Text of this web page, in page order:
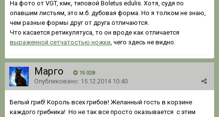
На фото от VGT, кмк, типовой Boletus edulis. Хотя, судя по
опавшим листьям, это м.б. дубовая форма. Но я толком не знаю,
чем разные формы друг от друга отличаются.
Что касается ретикулятуса, то он вроде как отличается
выраженной сетчатостью ножки , чего здесь не видно.
Марго 15 028
Опубликовано: 15.12.2014 10:40
Белый гриб! Король всех грибов! Желанный гость в корзине
каждого грибника! Но не так все просто оказывается с этим